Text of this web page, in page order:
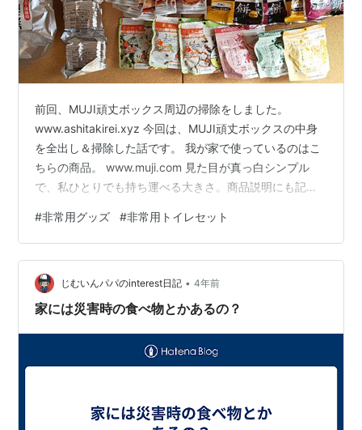
前回、MUJI頑丈ボックス周辺の掃除をしました。
www.ashitakirei.xyz 今回は、MUJI頑丈ボックスの中身
を全出し＆掃除した話です。 我が家で使っているのはこ
ちらの商品。 www.muji.com 見た目が真っ白シンプル
で、私ひとりでも持ち運べる大きさ。商品説明にも記載
う点に惹かれて購入しました。 この部屋に引っ越す前か
ら、約30平米で収納は押し入れ1か所なので災害備蓄を置
くのは無理かもと頑丈ボックスを購入予定。当初は食
品・物品を入れてベランダに置くつもりでした。 でも、
フタがしてあるとは言え、外の雨ざらしのところに置く
#非常用グッズ #非常用トイレセット
じむいんパパのinterest日記 • 4年前
家には災害時の食べ物とかあるの？